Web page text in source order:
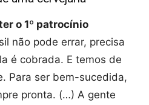
o 1º patrocínio
não pode errar, precisa
é cobrada. E temos de
Para ser bem-sucedida,
pronta. (…) A gente